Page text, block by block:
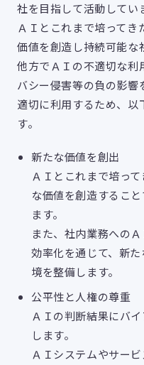
社を目指して活動してい
ＡＩとこれまで培って
価値を創造し持続可能な
他方でＡＩの不適切な利
バシー侵害等の負の影響
適切に利用するため、以
す。
新たな価値を創出
ＡＩとこれまで培っ
な価値を創造するこ
ます。
また、社内業務への
効率化を通じて、新
境を整備します。
公平性と人権の尊重
ＡＩの判断結果にバ
します。
ＡＩシステムやサー